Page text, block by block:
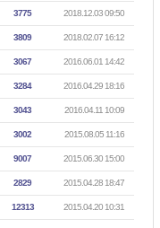
3775 2018.12.03 09:50
3809 2018.02.07 16:12
3067 2016.06.01 14:42
3284 2016.04.29 18:16
3043 2016.04.11 10:09
3002 2015.08.05 11:16
9007 2015.06.30 15:00
2829 2015.04.28 18:47
12313 2015.04.20 10:31